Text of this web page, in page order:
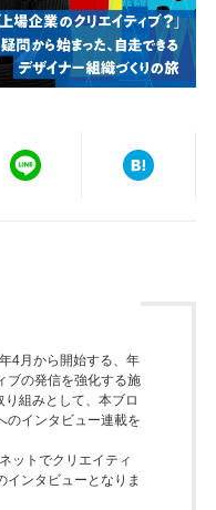
4月から開始する、年
ブの発信を強化する施
り組みとして、本ブロ
のインタビュー連載を
ットでクリエイティ
インタビューとなりま